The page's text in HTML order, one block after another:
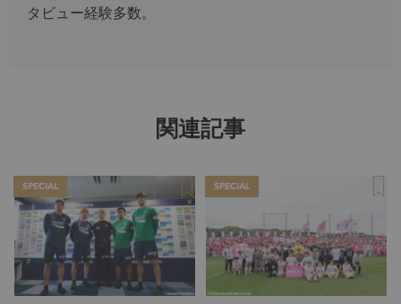
タビュー経験多数。
関連記事
SPECIAL SPECIAL